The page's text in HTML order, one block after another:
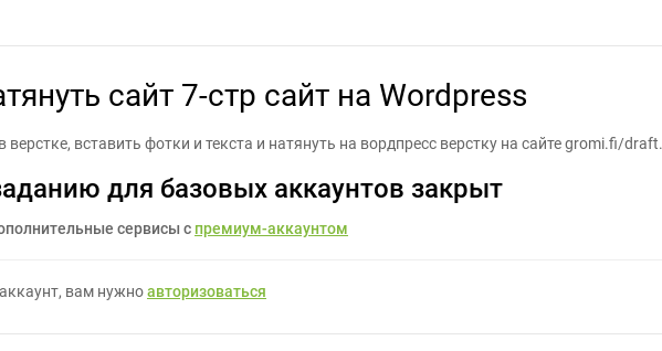
сайт 7-стр сайт на Wordpress
вставить фотки и текста и натянуть на вордпресс верстку на сайте gromi.fi/draft.
для базовых аккаунтов закрыт
сервисы с премиум-аккаунтом
вам нужноавторизоваться